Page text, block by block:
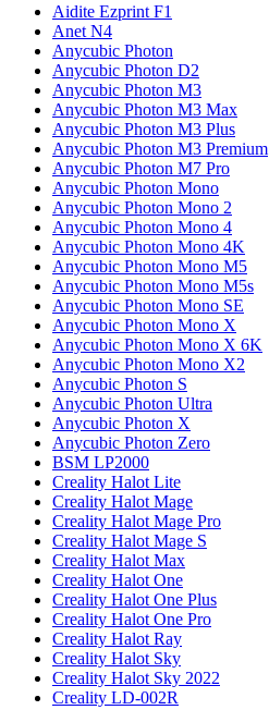
Aidite Ezprint F1
Anet N4
Anycubic Photon
Anycubic Photon D2
Anycubic Photon M3
Anycubic Photon M3 Max
Anycubic Photon M3 Plus
Anycubic Photon M3 Premium
Anycubic Photon M7 Pro
Anycubic Photon Mono
Anycubic Photon Mono 2
Anycubic Photon Mono 4
Anycubic Photon Mono 4K
Anycubic Photon Mono M5
Anycubic Photon Mono M5s
Anycubic Photon Mono SE
Anycubic Photon Mono X
Anycubic Photon Mono X 6K
Anycubic Photon Mono X2
Anycubic Photon S
Anycubic Photon Ultra
Anycubic Photon X
Anycubic Photon Zero
BSM LP2000
Creality Halot Lite
Creality Halot Mage
Creality Halot Mage Pro
Creality Halot Mage S
Creality Halot Max
Creality Halot One
Creality Halot One Plus
Creality Halot One Pro
Creality Halot Ray
Creality Halot Sky
Creality Halot Sky 2022
Creality LD-002R